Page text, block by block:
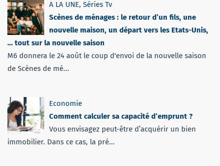
A LA UNE, Séries Tv
Scènes de ménages : le retour d’un fils, une
nouvelle maison, un départ vers les Etats-Unis,
… tout sur la nouvelle saison
M6 donnera le 24 août le coup d'envoi de la nouvelle saison
de Scènes de mé...
Economie
Comment calculer sa capacité d’emprunt ?
Vous envisagez peut-être d’acquérir un bien
immobilier. Dans ce cas, la pré...